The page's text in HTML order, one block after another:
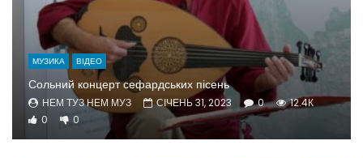
МУЗИКА ВІДЕО
Сольний концерт сефардських пісень
НЕМ ТУЗ НЕМ МУЗ СІЧЕНЬ 31, 2023 0
12.4К
0
0